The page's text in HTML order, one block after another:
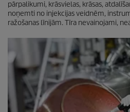
pārpalikumi, krāsvielas, krāsas,
noņemti no injekcijas veidnēm,
ražošanas līnijām. Tīra nevainojami,